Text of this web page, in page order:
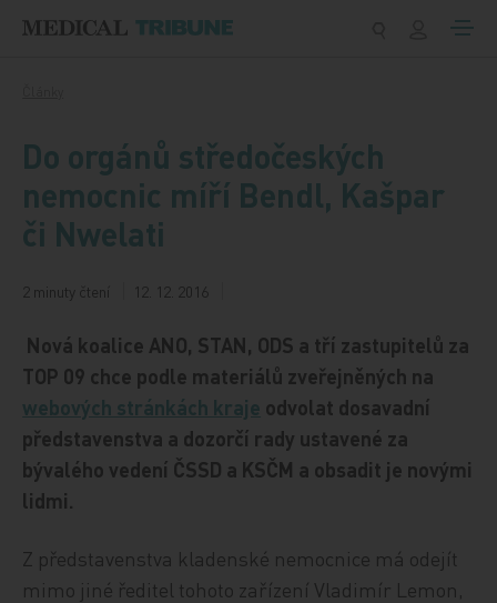
Do orgánů středočeských
nemocnic míří Bendl, Kašpar
či Nwelati
2 minuty čtení 12. 12. 2016
Nová koalice ANO, STAN, ODS a tří zastupitelů za
TOP 09 chce podle materiálů zveřejněných na
webových stránkách kraje odvolat dosavadní
představenstva a dozorčí rady ustavené za
bývalého vedení ČSSD a KSČM a obsadit je novými
lidmi.
Z představenstva kladenské nemocnice má odejít
mimo jiné ředitel tohoto zařízení Vladimír Lemon,